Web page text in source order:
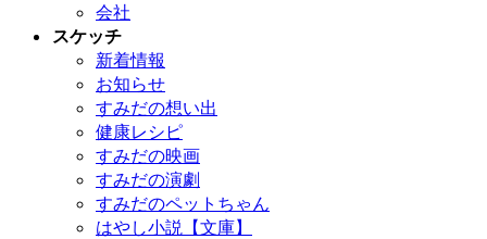
会社
スケッチ
新着情報
お知らせ
すみだの想い出
健康レシピ
すみだの映画
すみだの演劇
すみだのペットちゃん
はやし小説【文庫】